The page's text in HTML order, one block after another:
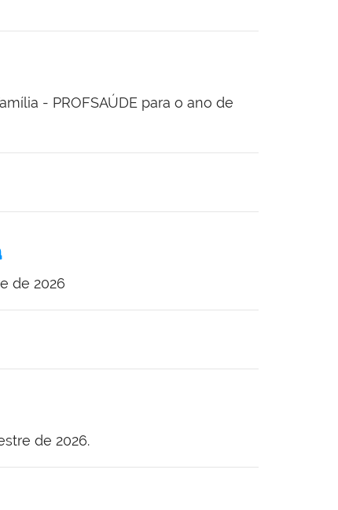
- PROFSAÚDE para o ano de
de 2026
de 2026.